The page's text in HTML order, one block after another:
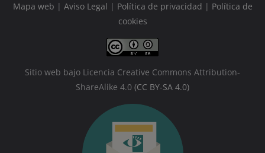
Mapa web | Aviso Legal | Política de privacidad | Política de
cookies
Sitio web bajo Licencia Creative Commons Attribution-
ShareAlike 4.0 (CC BY-SA 4.0)